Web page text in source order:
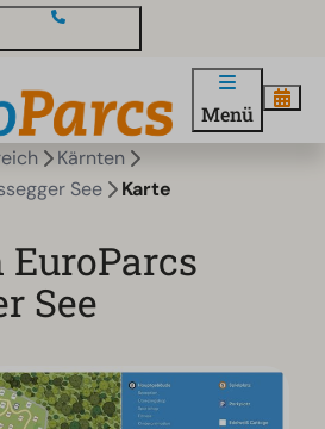
Menü
Kärnten
See
Karte
See